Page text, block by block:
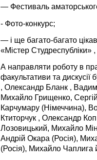
— Фестиваль
- Фото-конкурс;
— і ще багато-багато
«Містер
А направляти роботу в
факультативи та дискусії
, Олександр Бланк ,
Михайло Грищенко,
Карчумару (Німеччина),
Ктиторчук , Олександр
Лозовицький, Михайло
Андрій Окара (Росія),
(Росія), Михайло Чаплига